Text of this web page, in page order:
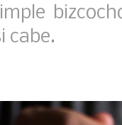
cabe.